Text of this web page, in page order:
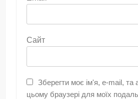
Сайт
Зберегти моє ім'я, e-mail, та
цьому браузері для моїх